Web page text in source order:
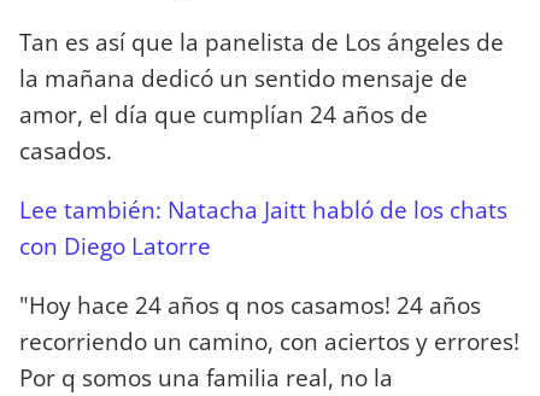
Tan es así que la panelista de Los ángeles de
la mañana dedicó un sentido mensaje de
amor, el día que cumplían 24 años de
casados.
Lee también: Natacha Jaitt habló de los chats
con Diego Latorre
"Hoy hace 24 años q nos casamos! 24 años
recorriendo un camino, con aciertos y errores!
Por q somos una familia real, no la